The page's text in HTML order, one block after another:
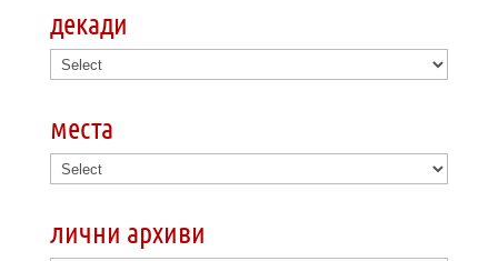
декади
места
лични архиви